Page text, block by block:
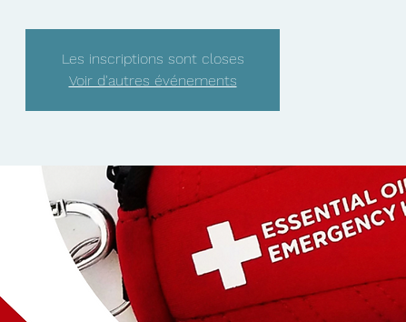
Les inscriptions sont closes
Voir d'autres événements